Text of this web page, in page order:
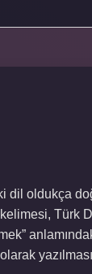
dil oldukça
kelimesi,